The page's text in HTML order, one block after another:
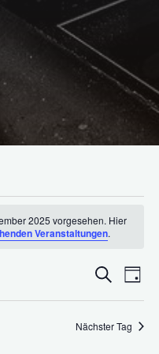
2025 vorgesehen. Hier
Veranstaltungen.
Suche
Suche
Tag
Nächster Tag